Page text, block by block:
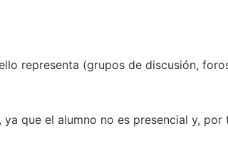
representa (grupos de discusión,
que el alumno no es presencial y,